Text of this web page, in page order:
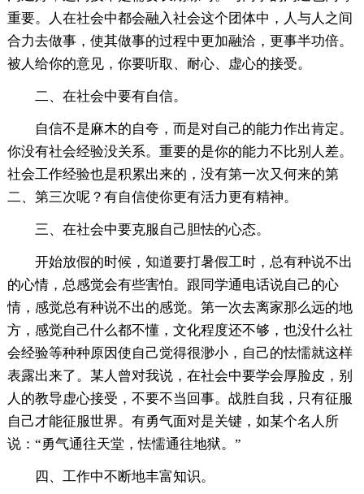
重要。人在社会中都会融入社会这个团体中，人与人之间
合力去做事，使其做事的过程中更加融洽，更事半功倍。
被人给你的意见，你要听取、耐心、虚心的接受。
二、在社会中要有自信。
自信不是麻木的自夸，而是对自己的能力作出肯定。
你没有社会经验没关系。重要的是你的能力不比别人差。
社会工作经验也是积累出来的，没有第一次又何来的第
二、第三次呢？有自信使你更有活力更有精神。
三、在社会中要克服自己胆怯的心态。
开始放假的时候，知道要打暑假工时，总有种说不出
的心情，总感觉会有些害怕。跟同学通电话说自己的心
情，感觉总有种说不出的感觉。第一次去离家那么远的地
方，感觉自己什么都不懂，文化程度还不够，也没什么社
会经验等种种原因使自己觉得很渺小，自己的怯懦就这样
表露出来了。某人曾对我说，在社会中要学会厚脸皮，别
人的教导虚心接受，不要不当回事。战胜自我，只有征服
自己才能征服世界。有勇气面对是关键，如某个名人所
说：“勇气通往天堂，怯懦通往地狱。”
四、工作中不断地丰富知识。